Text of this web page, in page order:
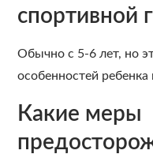
спортивной
Обычно с 5-6 лет, но
особенностей
Какие меры